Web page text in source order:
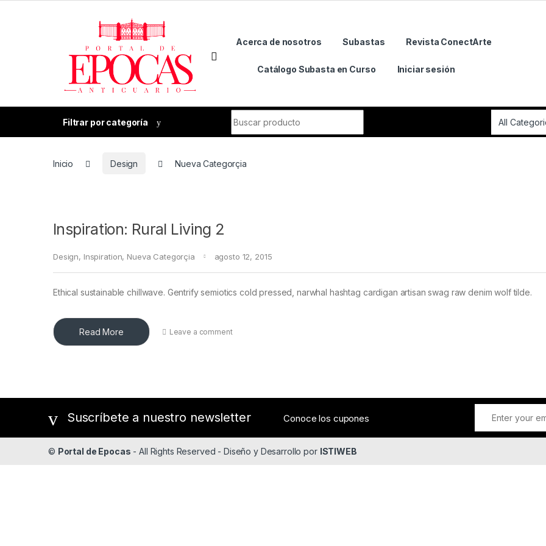
Acerca de nosotros Subastas Revista ConectArte
Catálogo Subasta en Curso Iniciar sesión
Filtrar por categoría
Inicio Design Nueva Categorçia
Inspiration: Rural Living 2
Design, Inspiration, Nueva Categorçia agosto 12, 2015
Ethical sustainable chillwave. Gentrify semiotics cold pressed, narwhal hashtag cardigan artisan swag raw denim wolf tilde.
Read More Leave a comment
Suscríbete a nuestro newsletter Conoce los cupones
© Portal de Epocas - All Rights Reserved - Diseño y Desarrollo por ISTIWEB